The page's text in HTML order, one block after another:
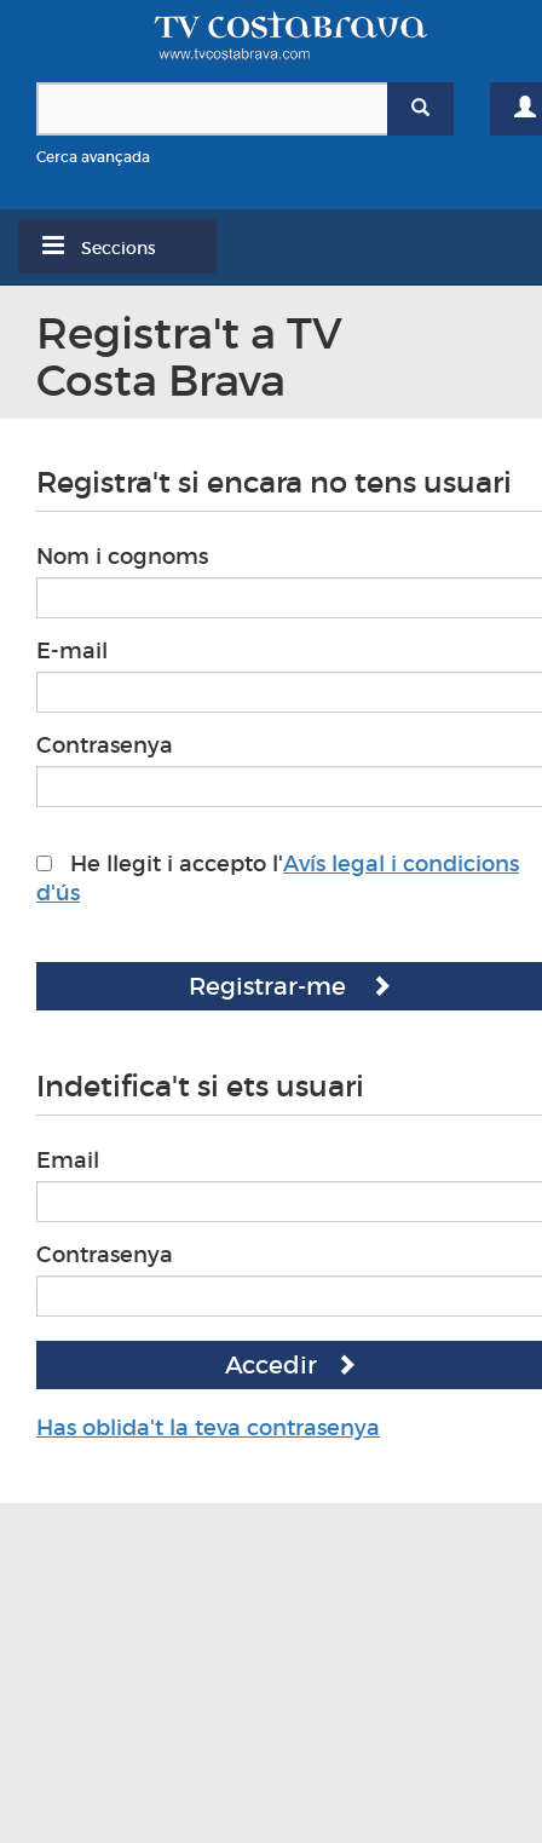
Cerca avançada
Seccions
Registra't a TV
Costa Brava
Registra't si encara no tens usuari
Nom i cognoms
E-mail
Contrasenya
He llegit i accepto l'Avís legal i condicions
d'ús
Registrar-me
Indetifica't si ets usuari
Email
Contrasenya
Accedir
Has oblida't la teva contrasenya